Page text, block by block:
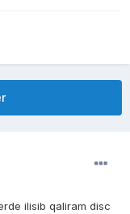
ilisib qaliram disc